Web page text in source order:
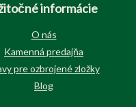
informácie
O nás
Kamenná predajňa
pre ozbrojené zložky
Blog